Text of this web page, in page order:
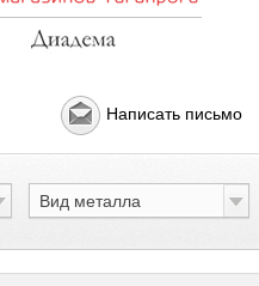
Написать письмо
Вид металла